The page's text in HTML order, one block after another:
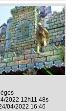
2022 12h11 48s
04/2022 16:46